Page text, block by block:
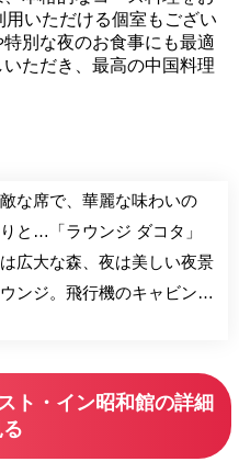
いただける個室もござい
別な夜のお食事にも最適
ただき、最高の中国料理
な席で、華麗な味わいの
と…「ラウンジ ダコタ」
広大な森、夜は美しい夜景
ンジ。飛行機のキャビンを
ト・イン昭和館の詳細